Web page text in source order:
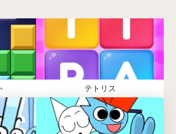
あるコミュニティと無限のコラボ
音楽愛好家と繋がることができま
2.0の主な特徴
ュアル:
各スプランキーキャラを
テトリス